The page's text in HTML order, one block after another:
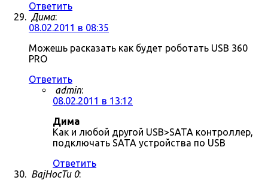
Ответить
Дима:
08.02.2011 в 08:35
Можешь расказать как будет роботать USB 360
PRO
Ответить
admin:
08.02.2011 в 13:12
Дима
Как и любой другой USB>SATA контроллер,
подключать SATA устройства по USB
Ответить
BajHocTu 0: